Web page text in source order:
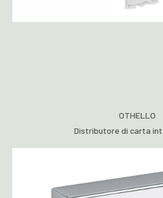
OTHELLO
Distributore di carta